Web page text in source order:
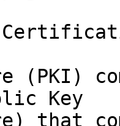
Key
that